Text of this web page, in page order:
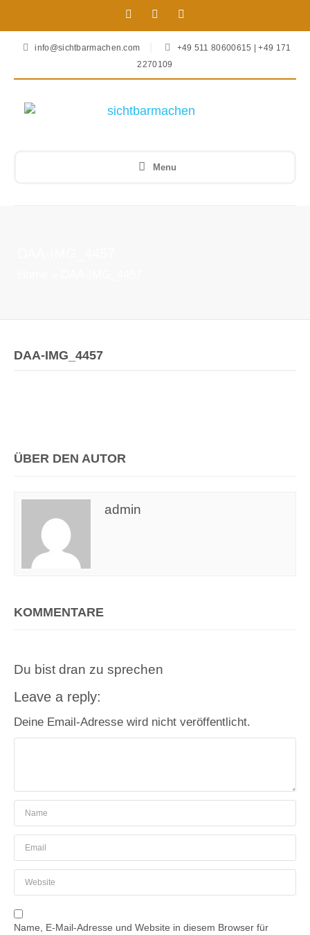
info@sichtbarmachen.com
+49 511 80600615 | +49 171
2270109
Menu
DAA-IMG_4457
ÜBER DEN AUTOR
admin
KOMMENTARE
Du bist dran zu sprechen
Leave a reply:
Deine Email-Adresse wird nicht veröffentlicht.
Name, E-Mail-Adresse und Website in diesem Browser für